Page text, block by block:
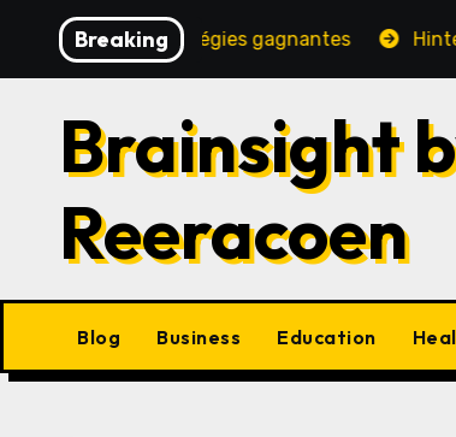
content
Breaking
jeux et stratégies gagnantes Hinter den
Brainsight
Reeracoen
Blog Business Education